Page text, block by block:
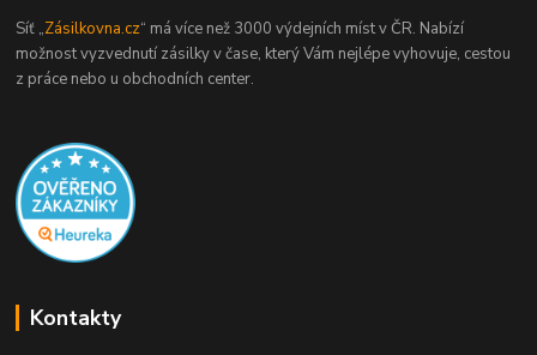
Síť „Zásilkovna.cz“ má více než 3000 výdejních míst v ČR. Nabízí
možnost vyzvednutí zásilky v čase, který Vám nejlépe vyhovuje, cestou
z práce nebo u obchodních center.
Kontakty